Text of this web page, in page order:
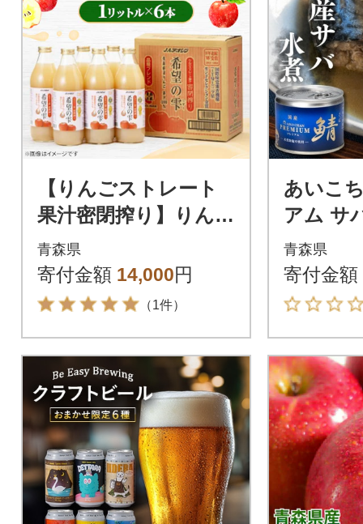
【りんごストレート
果汁密閉搾り】りんご
ジュース「希望の雫」
1リットル×6本
青森県
寄付金額 14,000円
（1件）
あいこ
アム サ
不使用
青森県
寄付金額